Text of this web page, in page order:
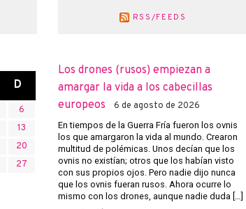
D
6
13
20
27
RSS/FEEDS
Los drones (rusos) empiezan a
amargar la vida a los cabecillas
europeos
6 de agosto de 2026
En tiempos de la Guerra Fría fueron los ovnis
los que amargaron la vida al mundo. Crearon
multitud de polémicas. Unos decían que los
ovnis no existían; otros que los habían visto
con sus propios ojos. Pero nadie dijo nunca
que los ovnis fueran rusos. Ahora ocurre lo
mismo con los drones, aunque nadie duda […]